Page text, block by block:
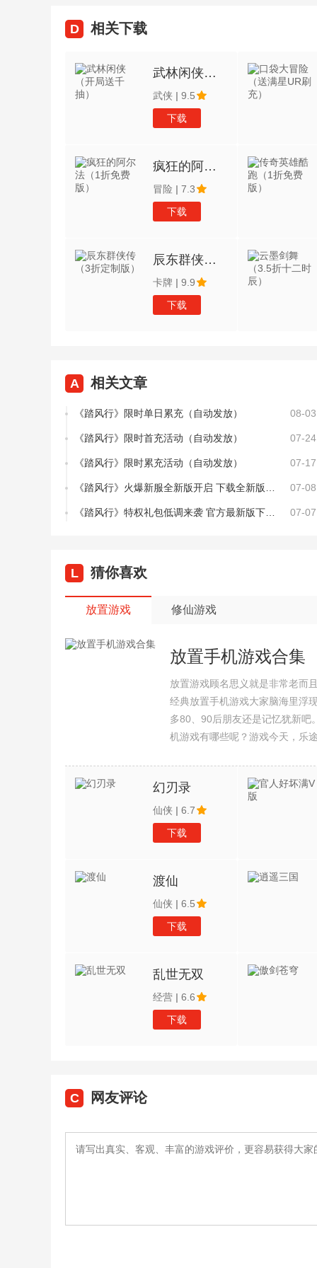
D 相关下载
武林闲侠（开局送千抽）
武侠 | 9.5
下载
疯狂的阿尔法（1折免费版）
冒险 | 7.3
下载
辰东群侠传（3折定制版）
卡牌 | 9.9
下载
A 相关文章
《踏风行》限时单日累充（自动发放） 08-03
《踏风行》限时首充活动（自动发放） 07-24
《踏风行》限时累充活动（自动发放） 07-17
07-08
07-07
L 猜你喜欢
放置游戏 修仙游戏
放置手机游戏合集
放置游戏顾名思义就是非常老而
经典放置手机游戏大家脑海里浮
多80、90后朋友还是记忆犹新吧
机游戏有哪些呢？游戏今天，乐
幻刃录
仙侠 | 6.7
下载
渡仙
仙侠 | 6.5
下载
乱世无双
经营 | 6.6
下载
C 网友评论